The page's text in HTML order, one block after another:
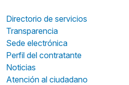
Directorio de servicios
Transparencia
Sede electrónica
Perfil del contratante
Noticias
Atención al ciudadano